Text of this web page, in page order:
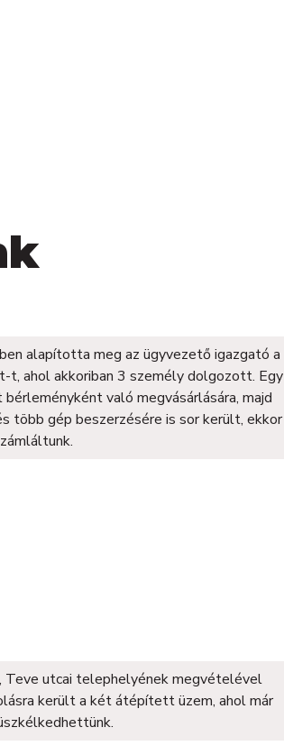
alapította meg az ügyvezető igazgató a
t, ahol akkoriban 3 személy dolgozott. Egy
való megvásárlására, majd
több gép beszerzésére is sor került, ekkor
Teve utcai telephelyének megvételével
került a két átépített üzem, ahol már